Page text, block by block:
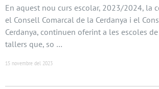
En aquest nou curs escolar, 2023/2024, la
el Consell Comarcal de la Cerdanya i el
Cerdanya, continuen oferint a les escoles
tallers que, so …
15 novembre del 2023